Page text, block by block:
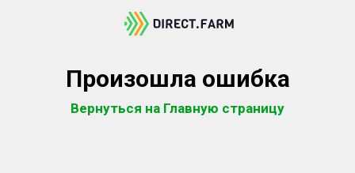
Произошла ошибка
Вернуться на Главную страницу